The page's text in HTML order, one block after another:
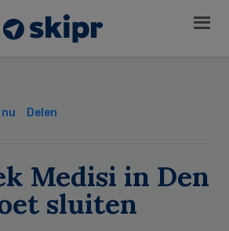
nu Delen
Medisi in Den
sluiten